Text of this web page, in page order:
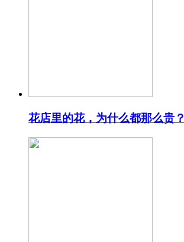
花店里的花，为什么都那么贵？